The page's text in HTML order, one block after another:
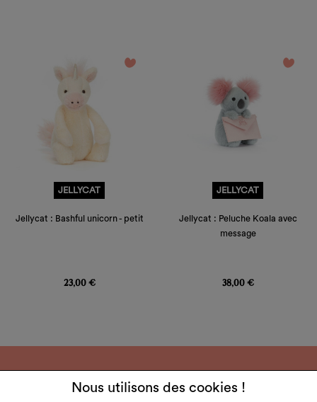
favorite_border
JELLYCAT
Jellycat : Bashful unicorn - petit
23,00 €
favorite_border
JELLYCAT
Jellycat : Peluche Koala avec
message
38,00 €
Nous utilisons des cookies !